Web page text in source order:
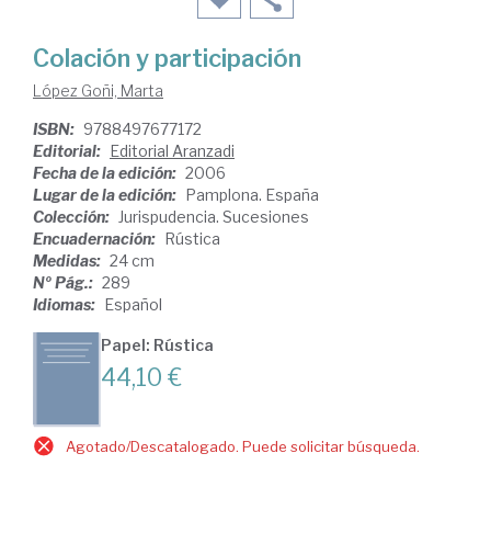
Colación y participación
López Goñi, Marta
ISBN: 9788497677172
Editorial: Editorial Aranzadi
Fecha de la edición: 2006
Lugar de la edición: Pamplona. España
Colección: Jurispudencia. Sucesiones
Encuadernación: Rústica
Medidas: 24 cm
Nº Pág.: 289
Idiomas: Español
Papel: Rústica
44,10 €
Agotado/Descatalogado. Puede solicitar búsqueda.